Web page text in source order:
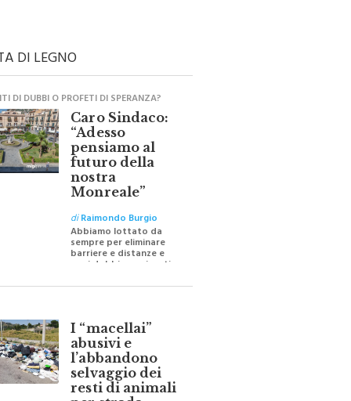
DI LEGNO
DI DUBBI O PROFETI DI SPERANZA?
Caro Sindaco:
“Adesso
pensiamo al
futuro della
nostra
Monreale”
diRaimondo Burgio
Abbiamo lottato da
sempre per eliminare
barriere e distanze e
per ricostruire certezze
I “macellai”
abusivi e
l’abbandono
selvaggio dei
resti di animali